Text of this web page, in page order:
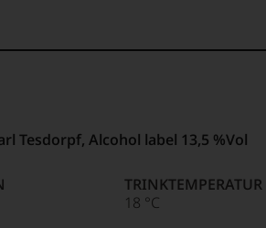
Tesdorpf, Alcohol label 13,5 %Vol
TRINKTEMPERATUR
18 °C